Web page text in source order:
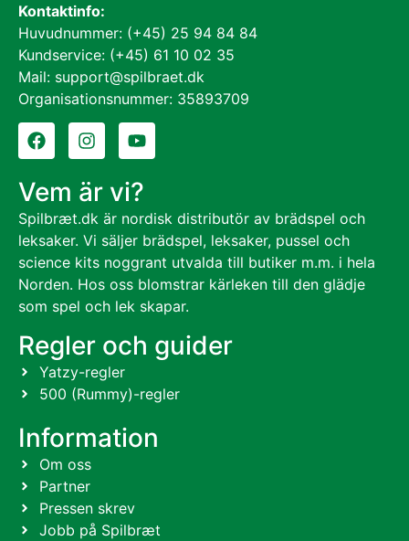
Kontaktinfo:
Huvudnummer: (+45) 25 94 84 84
Kundservice: (+45) 61 10 02 35
Mail: support@spilbraet.dk
Organisationsnummer: 35893709
Vem är vi?
Spilbræt.dk är nordisk distributör av brädspel och
leksaker. Vi säljer brädspel, leksaker, pussel och
science kits noggrant utvalda till butiker m.m. i hela
Norden. Hos oss blomstrar kärleken till den glädje
som spel och lek skapar.
Regler och guider
Yatzy-regler
500 (Rummy)-regler
Information
Om oss
Partner
Pressen skrev
Jobb på Spilbræt